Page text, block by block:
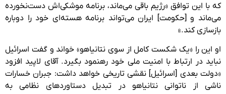
که با این توافق «رژیم باقی می‌ماند، برنامه موشکی‌اش دست‌نخورده
می‌ماند و [حکومت] ایران می‌تواند برنامه هسته‌ای خود را دوباره
بازسازی کند.»
او این را «یک شکست کامل از سوی نتانیاهو» خواند و گفت اسرائیل
نباید در ارتباط با امنیت ملی خود رهنمود بگیرد. آقای لاپید افزود
«دولت بعدی [اسرائیل] نقشی تاریخی خواهد داشت: جبران خسارات
ناشی از ناتوانی نتانیاهو در تبدیل دستاوردهای نظامی به